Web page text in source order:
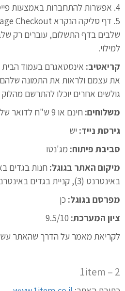
4. אפשרות להתחברות באמצעות פייסבוק.
שלבים בדף התשלום, עוברים רק
למילוי.
קריאטיב: אינסטאגרם בעמוד
את עצמם ולראות את התמונה
גולשים אחרים יוכלו להתרשם
משלוחים: חינם או 9 ש"ח לדואר שליחים
גירסת נייד: יש
סביבת פיתוח: מג'נטו
מיקום האתר בגוגל:
באינטרנט (3), קניית בגדים באינטרנט (2)
מפרסם בגוגל: כן
ציון המערכת:
לקריאת מאמר על הדרך שהאתר
2 – 1item